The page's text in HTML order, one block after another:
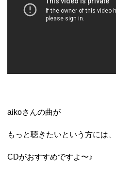
aikoさんの曲が
もっと聴きたいという方には、
CDがおすすめですよ〜♪